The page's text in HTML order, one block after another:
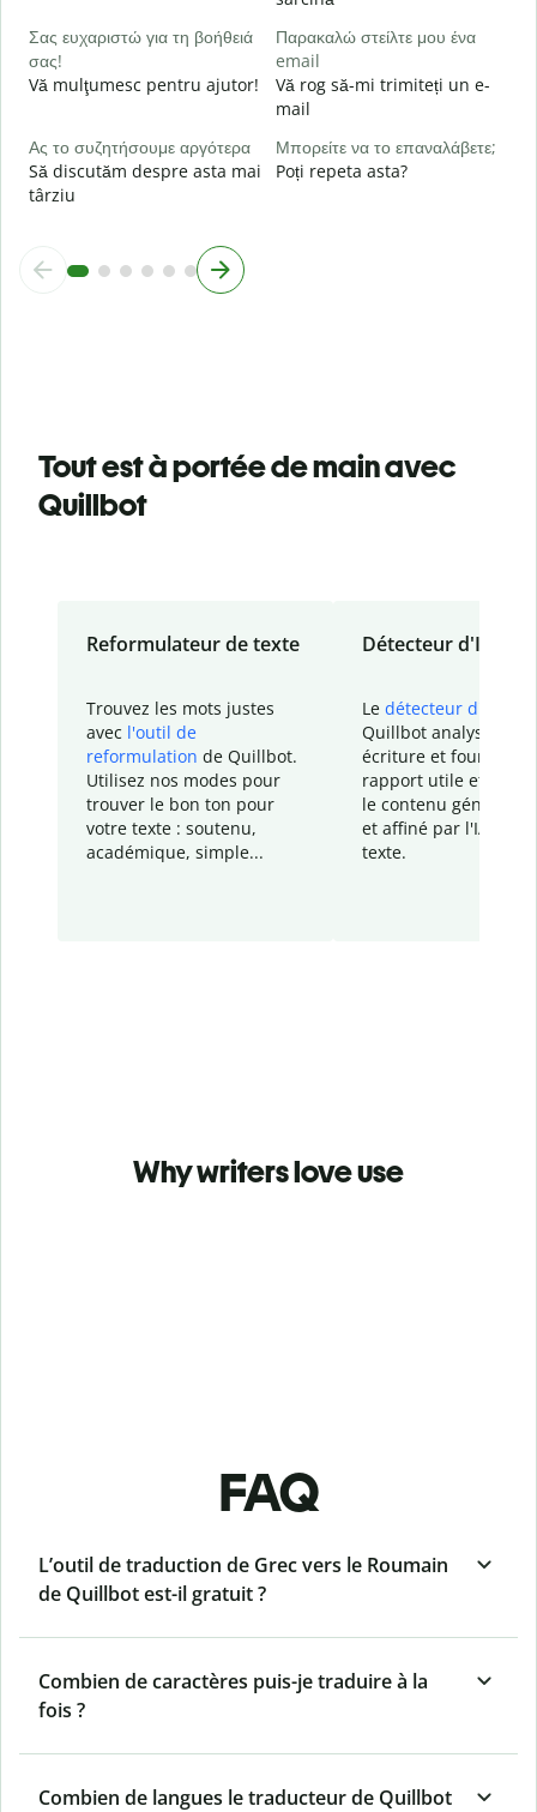
Σας ευχαριστώ για τη βοήθειά
σας!
Vă mulţumesc pentru ajutor!
Παρακαλώ στείλτε μου ένα
email
Vă rog să-mi trimiteți un e-
mail
Ας το συζητήσουμε αργότερα
Să discutăm despre asta mai
târziu
Μπορείτε να το επαναλάβετε;
Poți repeta asta?
Tout est à portée de main avec
Quillbot
Reformulateur de texte
Trouvez les mots justes
avec l'outil de
reformulation de Quillbot.
Utilisez nos modes pour
trouver le bon ton pour
votre texte : soutenu,
académique, simple...
Détecteur d'IA
Le détecteur d'IA
Quillbot analyse votre
écriture et fournit un
rapport utile et
le contenu généré
et affiné par l'IA
texte.
Why writers love use
FAQ
L’outil de traduction de Grec vers le Roumain
de Quillbot est-il gratuit ?
Combien de caractères puis-je traduire à la
fois ?
Combien de langues le traducteur de Quillbot